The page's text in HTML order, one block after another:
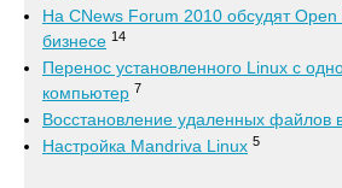
На CNews Forum 2010 обсудят Open
бизнесе 14
Перенос установленного Linux с
компьютер 7
Восстановление удаленных файлов
Настройка Mandriva Linux 5